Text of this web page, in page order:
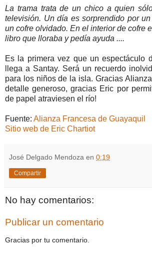
La trama trata de un chico a quien
televisión. Un día es sorprendido por
un cofre olvidado. En el interior de cofre
libro que lloraba y pedía ayuda ....
Es la primera vez que un espectáculo
llega a Santay. Será un recuerdo
para los niños de la isla. Gracias
detalle generoso, gracias Eric por
de papel atraviesen el río!
Fuente: Alianza Francesa de Guayaquil
Sitio web de Eric Chartiot
José Delgado Mendoza en 0:19
Compartir
No hay comentarios:
Publicar un comentario
Gracias por tu comentario.